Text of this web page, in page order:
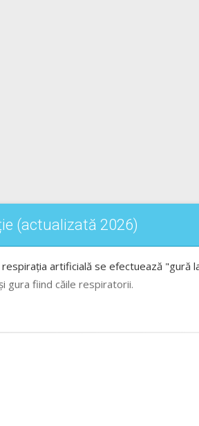
(actualizată 2026)
artificială se efectuează "gură
gura fiind căile respiratorii.